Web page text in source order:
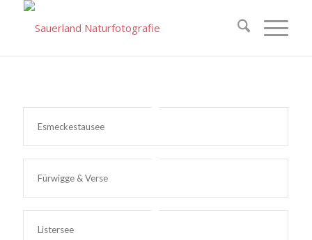
Esmeckestausee
Fürwigge & Verse
Listersee